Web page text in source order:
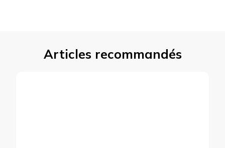
Articles recommandés